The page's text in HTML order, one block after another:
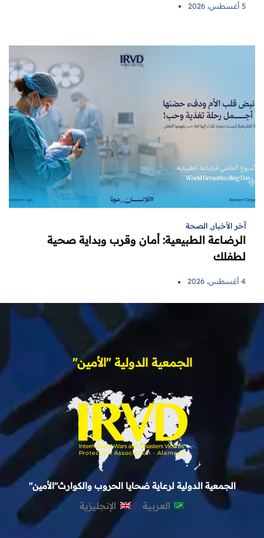
5 أغسطس، 2026
آخر الأخبار, الصحة
الرضاعة الطبيعية: أمان وقرب وبداية صحية
لطفلك
4 أغسطس، 2026
الجمعية الدولية "الأمين"
الجمعية الدولية لرعاية ضحايا الحروب والكوارث"الأمين"
العربية الإنجليزية